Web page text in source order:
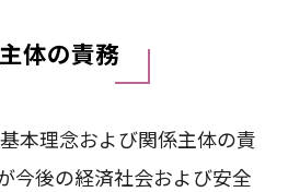
体の責務
本理念および関係主体の責
今後の経済社会および安全